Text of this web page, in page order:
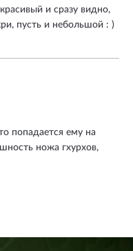
и сразу видно,
пусть и небольшой : )
попадается ему на
ножа гхурхов,